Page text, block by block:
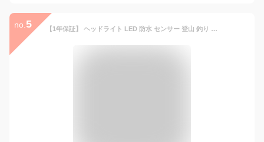
no. 5 【1年保証】 ヘッドライト LED 防水 センサー 登山 釣り キャンプ 防災 災害対策 明るい 300ルーメン LEDヘッドライト ヘッドランプ LEDヘッドランプ LEDライト WAQ-H1